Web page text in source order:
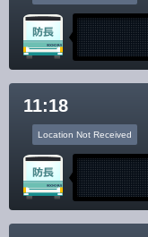
11:18
Location Not Received